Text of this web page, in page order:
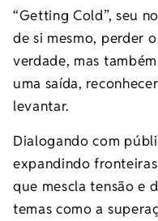
“Getting Cold”, seu
de si mesmo, perder
verdade, mas
uma saída,
levantar.
Dialogando com
expandindo
que mescla tensão e
temas como a